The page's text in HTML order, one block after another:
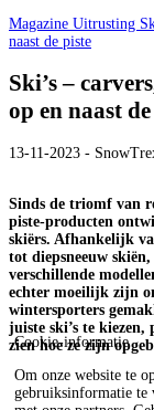
Cookie-informatie
Om onze website te
gebruiksinformatie
Magazine Uitrusting
naast de piste
Ski’s –
op en naast
13-11-2023 -
Sinds de triomf van
piste-producten
skiërs. Afhankelijk
tot diepsneeuw
verschillende
echter moeilijk zijn
wintersporters
juiste ski’s te kiezen,
zien hoe ze zijn